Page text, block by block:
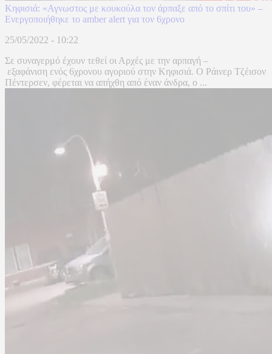
Κηφισιά: «Αγνωστος με κουκούλα τον άρπαξε από το σπίτι του» –
Ενεργοποιήθηκε το amber alert για τον 6χρονο
25/05/2022 - 10:22
Σε συναγερμό έχουν τεθεί οι Αρχές με την αρπαγή –
εξαφάνιση ενός 6χρονου αγοριού στην Κηφισιά. Ο Ράινερ Τζέισον
Πέντερσεν, φέρεται να απήχθη από έναν άνδρα, ο ...